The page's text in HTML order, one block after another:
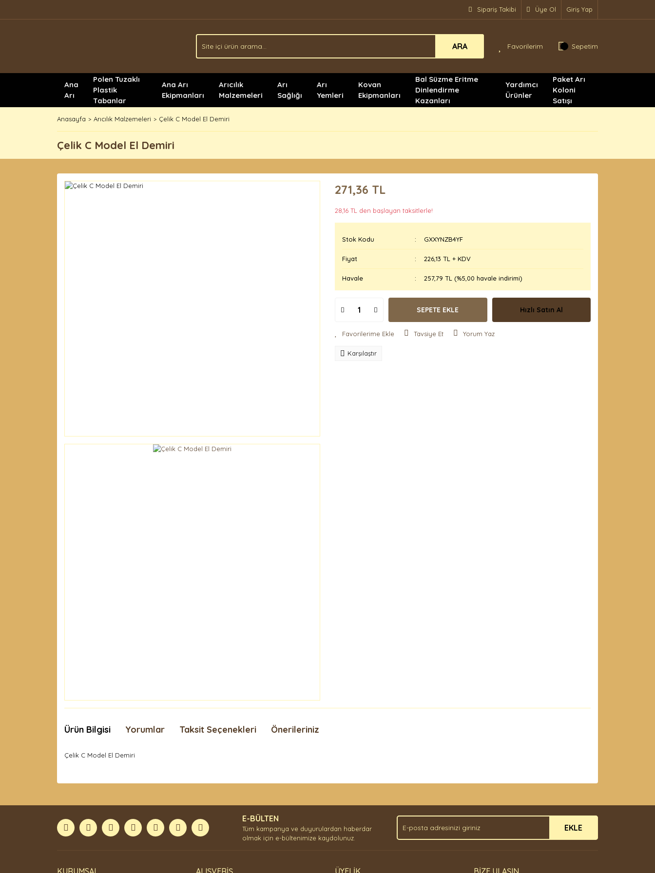
Sipariş Takibi Üye Ol Giriş Yap
ARA Favorilerim Sepetim
Ana
Arı
Polen Tuzaklı
Plastik
Tabanlar
Ana Arı
Ekipmanları
Arıcılık
Malzemeleri
Arı
Sağlığı
Arı
Yemleri
Kovan
Ekipmanları
Bal Süzme Eritme
Dinlendirme
Kazanları
Yardımcı
Ürünler
Paket Arı
Koloni
Satışı
Anasayfa Arıcılık Malzemeleri Çelik C Model El Demiri
Çelik C Model El Demiri
271,36 TL
28,16 TL den başlayan taksitlerle!
Stok Kodu GXXYNZB4YF
Fiyat 226,13 TL + KDV
Havale 257,79 TL (%5,00 havale indirimi)
SEPETE EKLE Hızlı Satın Al
Tavsiye Et Yorum Yaz
Karşılaştır
Ürün Bilgisi Yorumlar Taksit Seçenekleri Önerileriniz
Çelik C Model El Demiri
Ürün açıklamasında eksik bilgiler bulunuyor.
Bu ürüne benzer farklı alternatifler olmalı.
E-BÜLTEN
Tüm kampanya ve duyurulardan haberdar
olmak için e-bültenimize kaydolunuz.
EKLE
KURUMSAL ALIŞVERİŞ ÜYELİK BİZE ULAŞIN